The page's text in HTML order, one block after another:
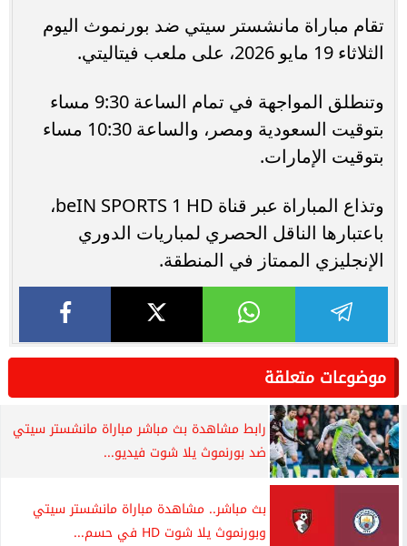
تقام مباراة مانشستر سيتي ضد بورنموث اليوم
الثلاثاء 19 مايو 2026، على ملعب فيتاليتي.
وتنطلق المواجهة في تمام الساعة 9:30 مساء
بتوقيت السعودية ومصر، والساعة 10:30 مساء
بتوقيت الإمارات.
وتذاع المباراة عبر قناة beIN SPORTS 1 HD،
باعتبارها الناقل الحصري لمباريات الدوري
الإنجليزي الممتاز في المنطقة.
موضوعات متعلقة
رابط مشاهدة بث مباشر مباراة مانشستر سيتي
ضد بورنموث يلا شوت فيديو...
بث مباشر.. مشاهدة مباراة مانشستر سيتي
وبورنموث يلا شوت HD في حسم...